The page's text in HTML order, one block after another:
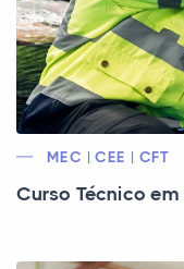
MEC | CEE | CFT
Curso Técnico